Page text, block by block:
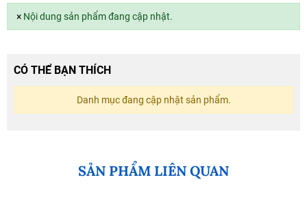
×Nội dung sản phẩm đang cập nhật.
CÓ THỂ BẠN THÍCH
Danh mục đang cập nhật sản phẩm.
SẢN PHẨM LIÊN QUAN